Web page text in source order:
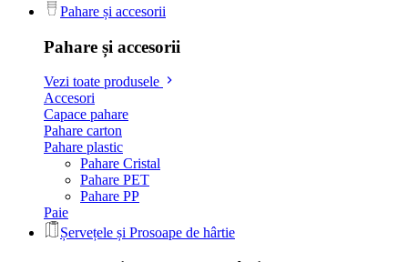
Pahare și accesorii
Pahare și accesorii
Vezi toate produsele
Accesori
Capace pahare
Pahare carton
Pahare plastic
Pahare Cristal
Pahare PET
Pahare PP
Paie
Șervețele și Prosoape de hârtie